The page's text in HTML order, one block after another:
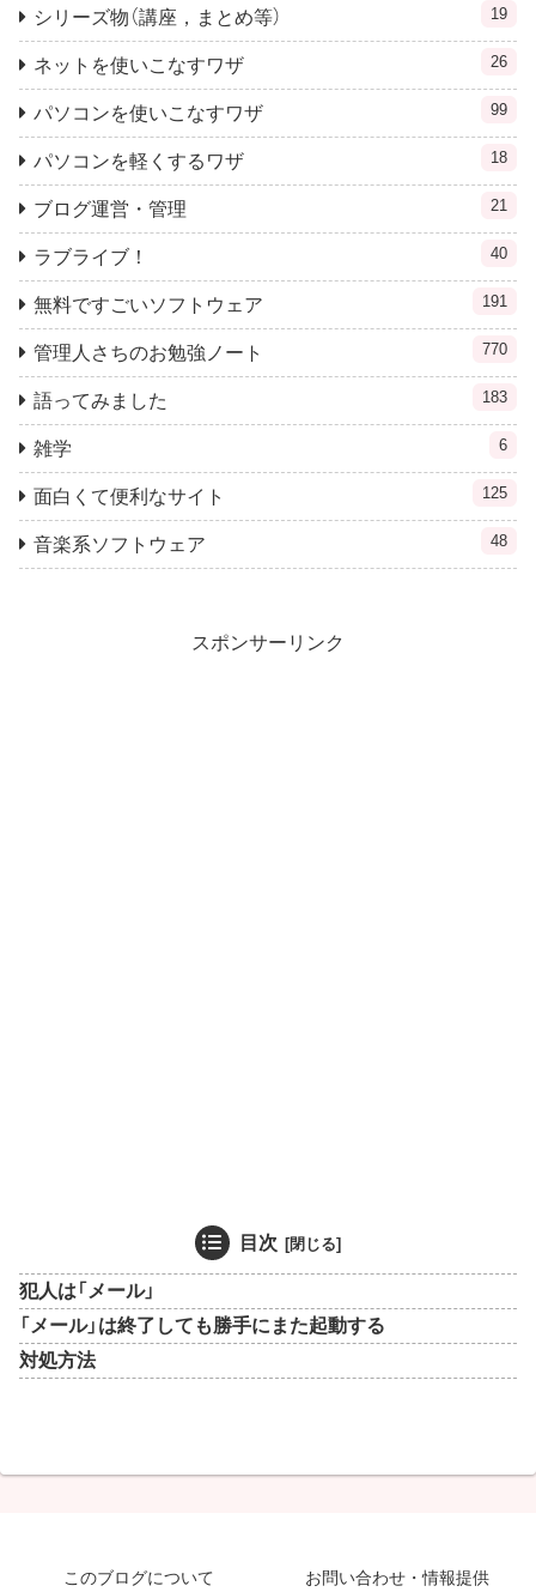
シリーズ物（講座，まとめ等） 19
ネットを使いこなすワザ 26
パソコンを使いこなすワザ 99
パソコンを軽くするワザ 18
ブログ運営・管理 21
ラブライブ！ 40
無料ですごいソフトウェア 191
管理人さちのお勉強ノート 770
語ってみました 183
雑学 6
面白くて便利なサイト 125
音楽系ソフトウェア 48
スポンサーリンク
目次
犯人は「メール」
「メール」は終了しても勝手にまた起動する
対処方法
このブログについて お問い合わせ・情報提供